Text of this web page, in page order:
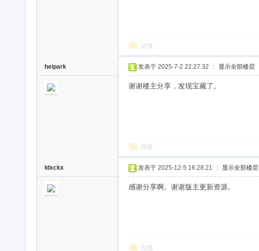
回复
heipark 发表于 2025-7-2 22:27:32 显示全部楼层
谢谢楼主分享，发现宝藏了。
回复
ldxckx 发表于 2025-12-5 16:28:21 显示全部楼层
感谢分享啊。谢谢版主更新资源。
回复